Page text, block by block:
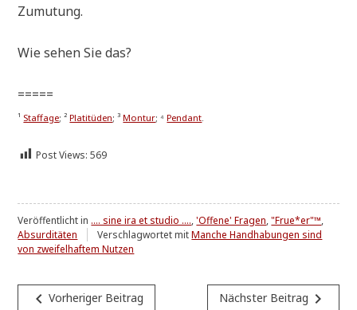
Zumutung.
Wie sehen Sie das?
=====
¹ Staf­fa­ge; ²Pla­ti­tü­den; ³Mon­tur; ⁴Pen­dant
Post Views: 569
Veröffentlicht in .... sine ira et studio ....,'Offene' Fragen,"Frue*er"™,
Absurditäten
Verschlagwortet mitManche Handhabungen sind
von zweifelhaftem Nutzen
Beitragsnavigation
navigate_beforeVorheriger Beitrag Nächster Beitrag navigate_next